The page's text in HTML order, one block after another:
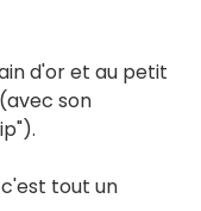
d'or et au petit
son
tout un